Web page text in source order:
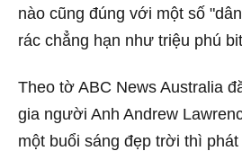
nào cũng đúng với một số
rác chẳng hạn như triệu phú
Theo tờ ABC News Australia
gia người Anh Andrew
một buổi sáng đẹp trời thì